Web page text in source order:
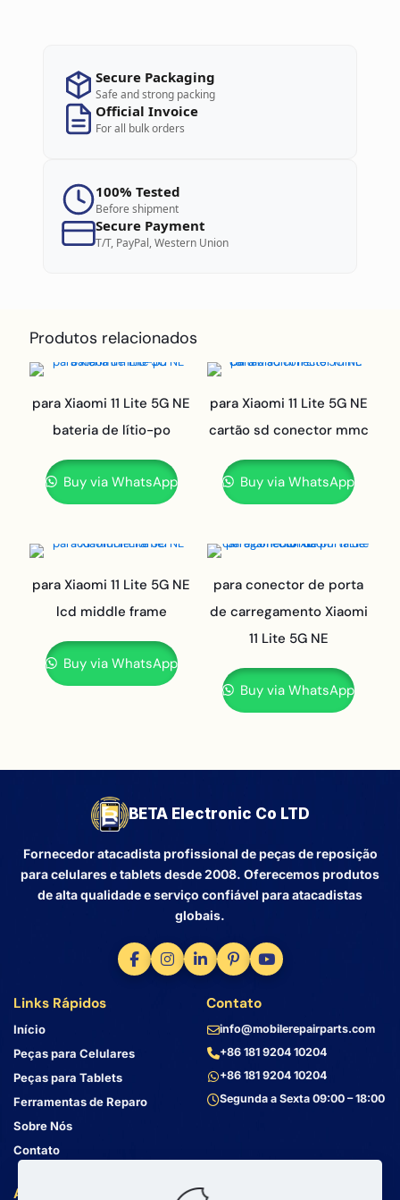
Secure Packaging
Safe and strong packing
Official Invoice
For all bulk orders
100% Tested
Before shipment
Secure Payment
T/T, PayPal, Western Union
Produtos relacionados
para Xiaomi 11 Lite 5G NE
bateria de lítio-po
Buy via WhatsApp
para Xiaomi 11 Lite 5G NE
cartão sd conector mmc
Buy via WhatsApp
para Xiaomi 11 Lite 5G NE
lcd middle frame
Buy via WhatsApp
para conector de porta
de carregamento Xiaomi
11 Lite 5G NE
Buy via WhatsApp
BETA Electronic Co LTD
Fornecedor atacadista profissional de peças de reposição
para celulares e tablets desde 2008. Oferecemos produtos
de alta qualidade e serviço confiável para atacadistas
globais.
Links Rápidos
Início
Peças para Celulares
Peças para Tablets
Ferramentas de Reparo
Sobre Nós
Contato
Atendimento ao Cliente
Contato
info@mobilerepairparts.com
+86 181 9204 10204
+86 181 9204 10204
Segunda a Sexta 09:00 – 18:00
Endereço